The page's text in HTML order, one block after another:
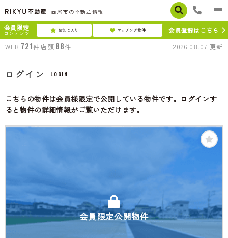
西尾市の不動産情報
会員限定
コンテンツ お気に入り マッチング物件
会員登録はこちら
WEB 721件 店頭 88件 2026.08.07 更新
ログイン LOGIN
こちらの物件は会員様限定で公開している物件です。ログインす
ると物件の詳細情報がご覧いただけます。
会員限定公開物件